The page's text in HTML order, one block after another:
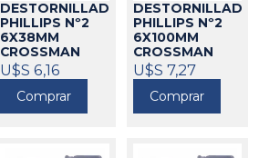
DESTORNILLADOR
PHILLIPS Nº2
6X38MM
CROSSMAN
550031
U$S 6,16
Comprar
PHILLIPS Nº2
6X100MM
CROSSMAN
550032
U$S 7,27
Comprar